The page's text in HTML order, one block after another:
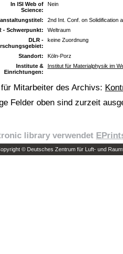
In ISI Web of
Science:
Nein
2nd Int. Conf. on Solidification
- Schwerpunkt:
Weltraum
DLR -
keine Zuordnung
Standort:
Köln-Porz
Institute &
Einrichtungen:
Institut für Materialphysik im
Mitarbeiter des Archivs:
Felder oben sind zurzeit
library verwendet
© Deutsches Zentrum für Luft- und